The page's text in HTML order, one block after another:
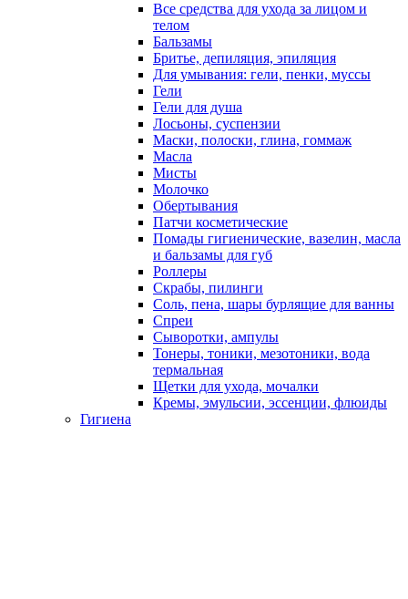
Все средства для ухода за лицом и
телом
Бальзамы
Бритье, депиляция, эпиляция
Для умывания: гели, пенки, муссы
Гели
Гели для душа
Лосьоны, суспензии
Маски, полоски, глина, гоммаж
Масла
Мисты
Молочко
Обертывания
Патчи косметические
Помады гигиенические, вазелин, масла
и бальзамы для губ
Роллеры
Скрабы, пилинги
Соль, пена, шары бурлящие для ванны
Спреи
Сыворотки, ампулы
Тонеры, тоники, мезотоники, вода
термальная
Щетки для ухода, мочалки
Кремы, эмульсии, эссенции, флюиды
Гигиена